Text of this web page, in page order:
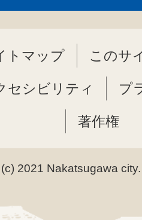
トマップ このサ
セシビリティ プ
著作権
2021 Nakatsugawa